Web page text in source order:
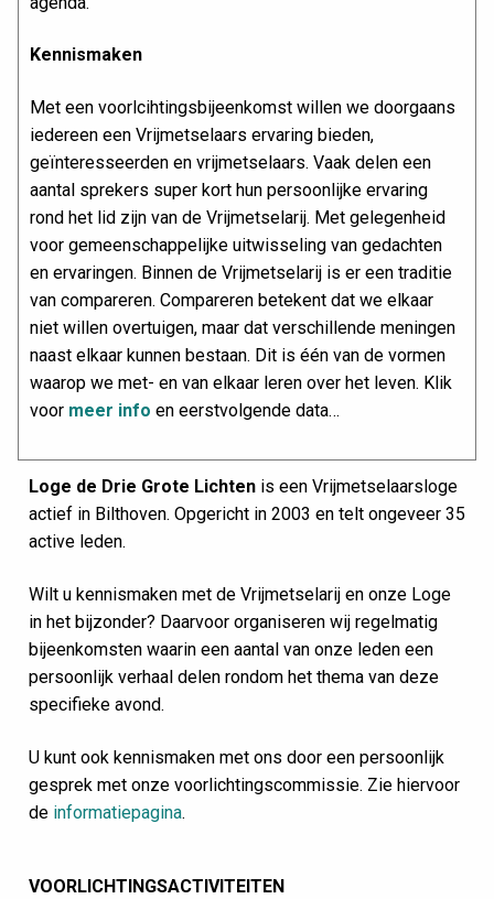
Kennismaken
Met een voorlcihtingsbijeenkomst willen we doorgaans
iedereen een Vrijmetselaars ervaring bieden,
geïnteresseerden en vrijmetselaars. Vaak delen een
aantal sprekers super kort hun persoonlijke ervaring
rond het lid zijn van de Vrijmetselarij. Met gelegenheid
voor gemeenschappelijke uitwisseling van gedachten
en ervaringen. Binnen de Vrijmetselarij is er een traditie
van compareren. Compareren betekent dat we elkaar
niet willen overtuigen, maar dat verschillende meningen
naast elkaar kunnen bestaan. Dit is één van de vormen
waarop we met- en van elkaar leren over het leven. Klik
voor meer info en eerstvolgende data…
Loge de Drie Grote Lichten is een Vrijmetselaarsloge
actief in Bilthoven. Opgericht in 2003 en telt ongeveer 35
active leden.
Wilt u kennismaken met de Vrijmetselarij en onze Loge
in het bijzonder? Daarvoor organiseren wij regelmatig
bijeenkomsten waarin een aantal van onze leden een
persoonlijk verhaal delen rondom het thema van deze
specifieke avond.
U kunt ook kennismaken met ons door een persoonlijk
gesprek met onze voorlichtingscommissie. Zie hiervoor
de informatiepagina.
VOORLICHTINGSACTIVITEITEN